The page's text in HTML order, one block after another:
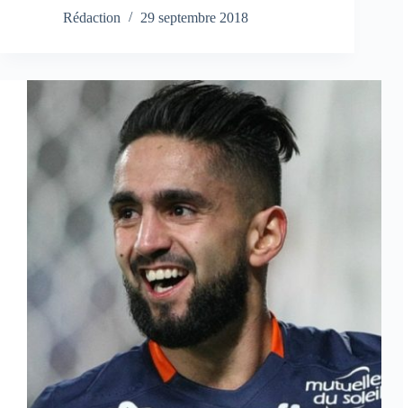
Rédaction
29 septembre 2018